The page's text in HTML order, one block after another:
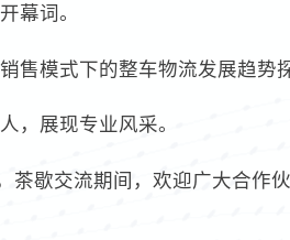
幕词。
售模式下的整车物流发展趋势
，展现专业风采。
歇交流期间，欢迎广大合作